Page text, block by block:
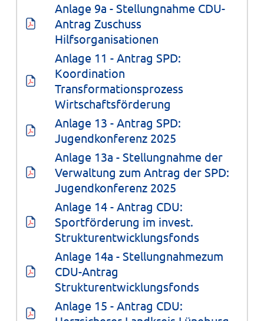
Anlage 9a - Stellungnahme CDU-
Antrag Zuschuss
Hilfsorganisationen
Anlage 11 - Antrag SPD:
Koordination
Transformationsprozess
Wirtschaftsförderung
Anlage 13 - Antrag SPD:
Jugendkonferenz 2025
Anlage 13a - Stellungnahme der
Verwaltung zum Antrag der SPD:
Jugendkonferenz 2025
Anlage 14 - Antrag CDU:
Sportförderung im invest.
Strukturentwicklungsfonds
Anlage 14a - Stellungnahmezum
CDU-Antrag
Strukturentwicklungsfonds
Anlage 15 - Antrag CDU: